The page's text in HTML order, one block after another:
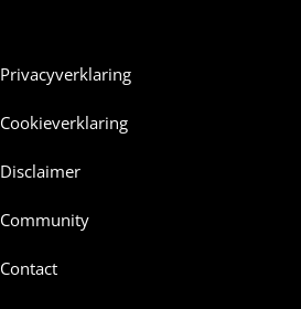
Privacyverklaring
Cookieverklaring
Disclaimer
Community
Contact